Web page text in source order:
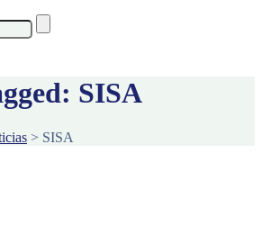
SISA
> SISA